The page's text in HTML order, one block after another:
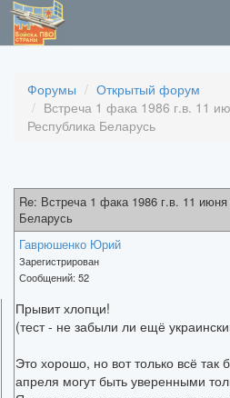
Форумы
Открытый форум
Встреча 1 фака 1986 г.в. 11
Республика Беларусь
Re: Встреча 1 фака 1986 г.в. 11
Беларусь
Гаврюшенко Юрий
Зарегистрирован
Сообщений: 52
Прывит хлопци!
(тест - не забыли ли ещё
Это хорошо, но вот только всё так
апреля могут быть уверенными